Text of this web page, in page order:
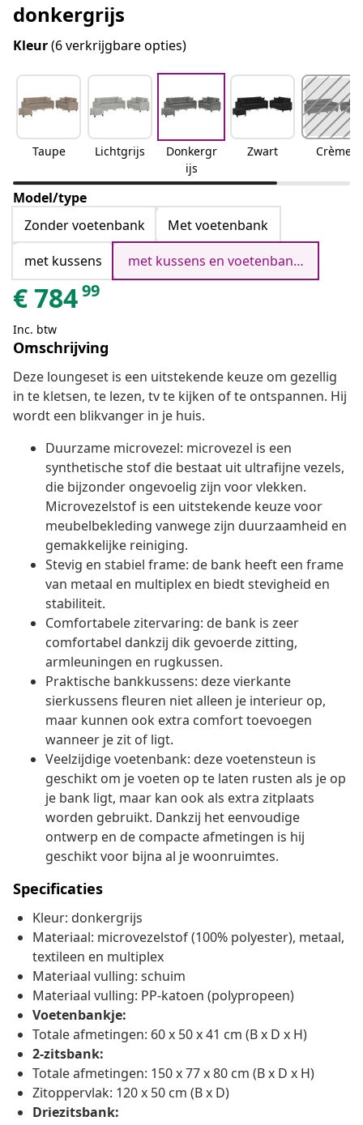
donkergrijs
Kleur(6 verkrijgbare opties)
Taupe Lichtgrijs
Donkergr
ijs
Zwart Crème
Model/type
Zonder voetenbank
Met voetenbank
met kussens
met kussens en voetenbankje
€78499
Inc. btw
Omschrijving
Deze loungeset is een uitstekende keuze om gezellig
in te kletsen, te lezen, tv te kijken of te ontspannen. Hij
wordt een blikvanger in je huis.
Duurzame microvezel: microvezel is een
synthetische stof die bestaat uit ultrafijne vezels,
die bijzonder ongevoelig zijn voor vlekken.
Microvezelstof is een uitstekende keuze voor
meubelbekleding vanwege zijn duurzaamheid en
gemakkelijke reiniging.
Stevig en stabiel frame: de bank heeft een frame
van metaal en multiplex en biedt stevigheid en
stabiliteit.
Comfortabele zitervaring: de bank is zeer
comfortabel dankzij dik gevoerde zitting,
armleuningen en rugkussen.
Praktische bankkussens: deze vierkante
sierkussens fleuren niet alleen je interieur op,
maar kunnen ook extra comfort toevoegen
wanneer je zit of ligt.
Veelzijdige voetenbank: deze voetensteun is
geschikt om je voeten op te laten rusten als je op
je bank ligt, maar kan ook als extra zitplaats
worden gebruikt. Dankzij het eenvoudige
ontwerp en de compacte afmetingen is hij
geschikt voor bijna al je woonruimtes.
Specificaties
Kleur: donkergrijs
Materiaal: microvezelstof (100% polyester), metaal,
textileen en multiplex
Materiaal vulling: schuim
Materiaal vulling: PP-katoen (polypropeen)
Voetenbankje:
Totale afmetingen: 60 x 50 x 41 cm (B x D x H)
2-zitsbank:
Totale afmetingen: 150 x 77 x 80 cm (B x D x H)
Zitoppervlak: 120 x 50 cm (B x D)
Driezitsbank: